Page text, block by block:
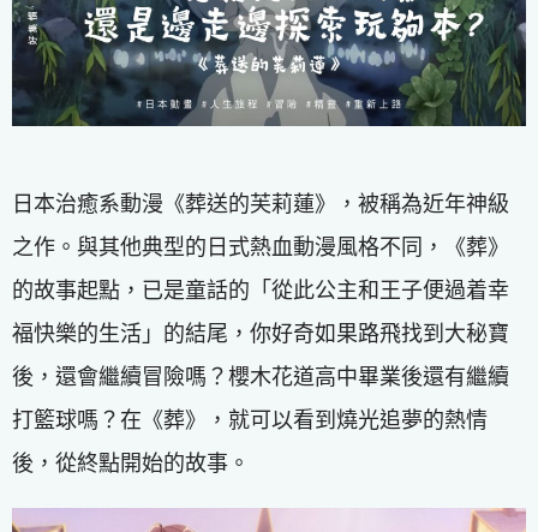
日本治癒系動漫《葬送的芙莉蓮》，被稱為近年神級
之作。與其他典型的日式熱血動漫風格不同，《葬》
的故事起點，已是童話的「從此公主和王子便過着幸
福快樂的生活」的結尾，你好奇如果路飛找到大秘寶
後，還會繼續冒險嗎？櫻木花道高中畢業後還有繼續
打籃球嗎？在《葬》，就可以看到燒光追夢的熱情
後，從終點開始的故事。